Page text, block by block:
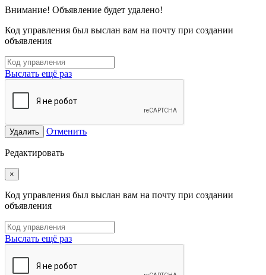
Внимание! Объявление будет удалено!
Код управления был выслан вам на почту при создании
объявления
Выслать ещё раз
Удалить Отменить
Редактировать
×
Код управления был выслан вам на почту при создании
объявления
Выслать ещё раз